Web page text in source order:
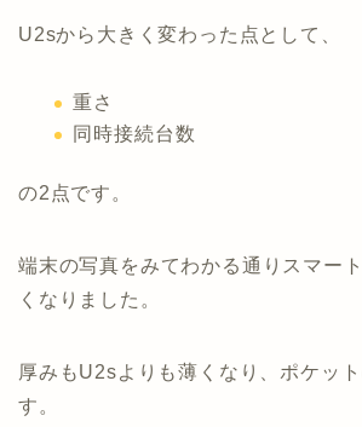
U2sから大きく変わった点として、
重さ
同時接続台数
の2点です。
端末の写真をみてわかる通りスマー
くなりました。
厚みもU2sよりも薄くなり、ポケッ
す。